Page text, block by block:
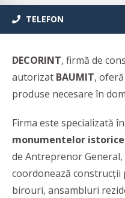
TELEFON
DECORINT, firmă de
autorizat BAUMIT,
produse necesare în
Firma este specializată în
monumentelor istorice
de Antreprenor General,
coordonează construcții
birouri, ansambluri